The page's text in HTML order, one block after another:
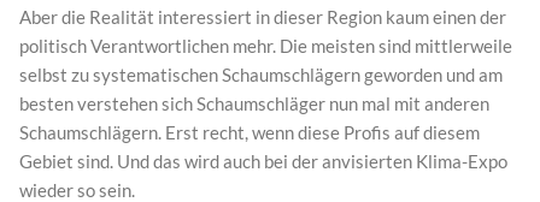
Aber die Realität interessiert in dieser Region kaum einen der
politisch Verantwortlichen mehr. Die meisten sind mittlerweile
selbst zu systematischen Schaumschlägern geworden und am
besten verstehen sich Schaumschläger nun mal mit anderen
Schaumschlägern. Erst recht, wenn diese Profis auf diesem
Gebiet sind. Und das wird auch bei der anvisierten Klima-Expo
wieder so sein.